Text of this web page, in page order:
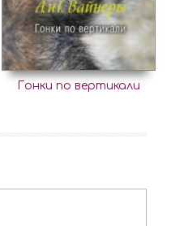
Гонки по вертикали